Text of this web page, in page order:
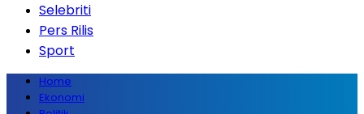
Selebriti
Pers Rilis
Sport
Home
Ekonomi